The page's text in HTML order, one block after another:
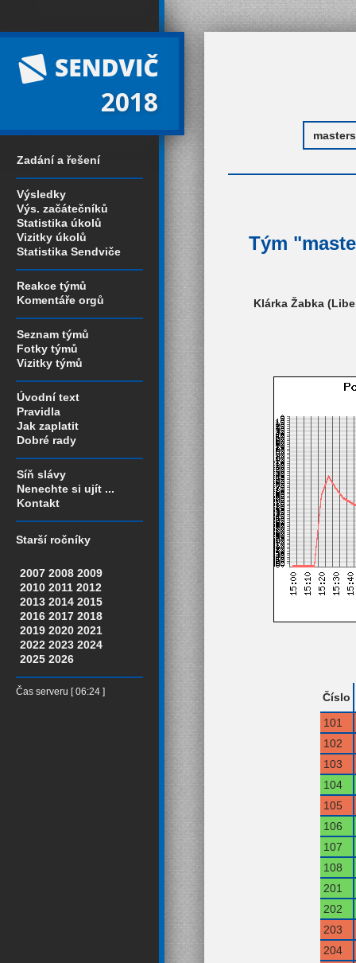
2018
Zadání a řešení
Výsledky
Výs. začátečníků
Statistika úkolů
Vizitky úkolů
Statistika Sendviče
Reakce týmů
Komentáře orgů
Seznam týmů
Fotky týmů
Vizitky týmů
Úvodní text
Pravidla
Jak zaplatit
Dobré rady
Síň slávy
Nenechte si ujít ...
Kontakt
Starší ročníky
2007 2008 2009
2010 2011 2012
2013 2014 2015
2016 2017 2018
2019 2020 2021
2022 2023 2024
2025 2026
Čas serveru [ 06:24 ]
Tým
Klárka Žabka
Číslo
101
102
103
104
105
106
107
108
201
202
203
204